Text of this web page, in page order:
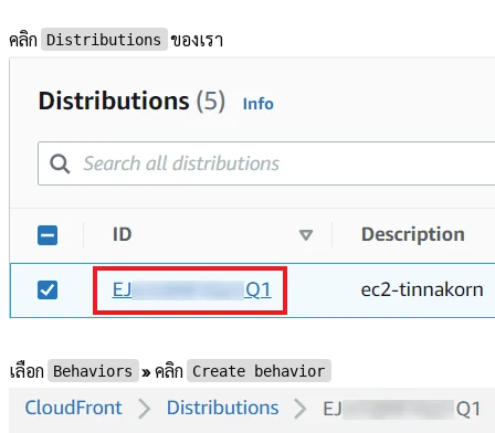
คลิก Distributions ของเรา
เลือก Behaviors »คลิก Create behavior